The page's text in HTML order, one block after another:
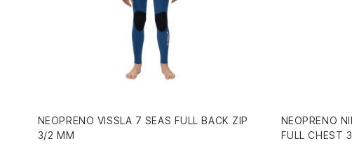
NEOPRENO VISSLA 7 SEAS FULL BACK ZIP
3/2 MM
NEOPRENO
FULL CHEST